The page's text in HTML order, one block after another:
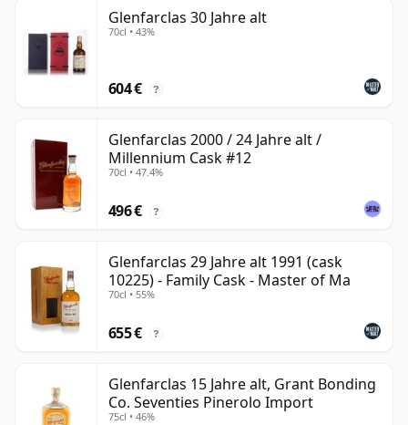
Glenfarclas 30 Jahre alt
70cl • 43%
604 € ?
Glenfarclas 2000 / 24 Jahre alt /
Millennium Cask #12
70cl • 47.4%
496 € ?
Glenfarclas 29 Jahre alt 1991 (cask
10225) - Family Cask - Master of Ma
70cl • 55%
655 € ?
Glenfarclas 15 Jahre alt, Grant Bonding
Co. Seventies Pinerolo Import
75cl • 46%